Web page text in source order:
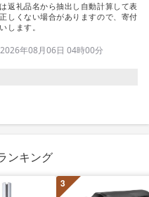
返礼品名から抽出し自動計算して表
しくない場合がありますので、寄付
します。
年08月06日 04時00分
ンキング
3